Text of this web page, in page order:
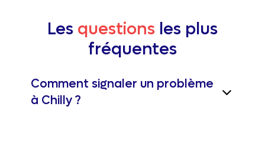
Les questions les plus
fréquentes
Comment signaler un problème
à Chilly ?